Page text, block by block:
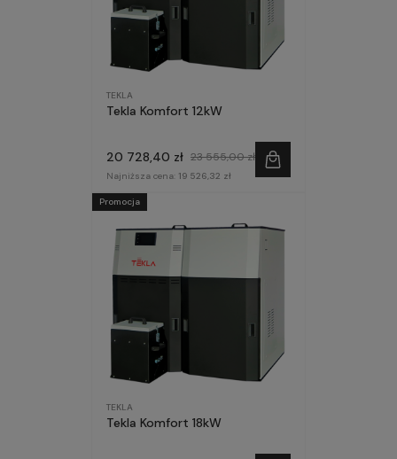
TEKLA
Tekla Komfort 12kW
20 728,40 zł 23 555,00 zł
Najniższa cena: 19 526,32 zł
TEKLA
Tekla Komfort 18kW
Promocja